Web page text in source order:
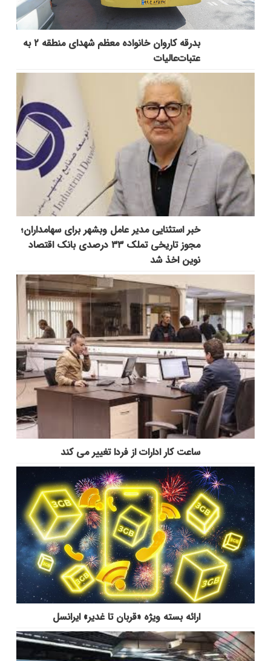
بدرقه کاروان خانواده معظم شهدای منطقه ۲ به
عتبات‌عالیات
خبر استثنایی مدیر عامل وبشهر برای سهامداران؛
مجوز تاریخی تملک ۳۳ درصدی بانک اقتصاد
نوین اخذ شد
ساعت کار ادارات از فردا تغییر می کند
ارائه بسته ویژه «قربان تا غدیر» ایرانسل